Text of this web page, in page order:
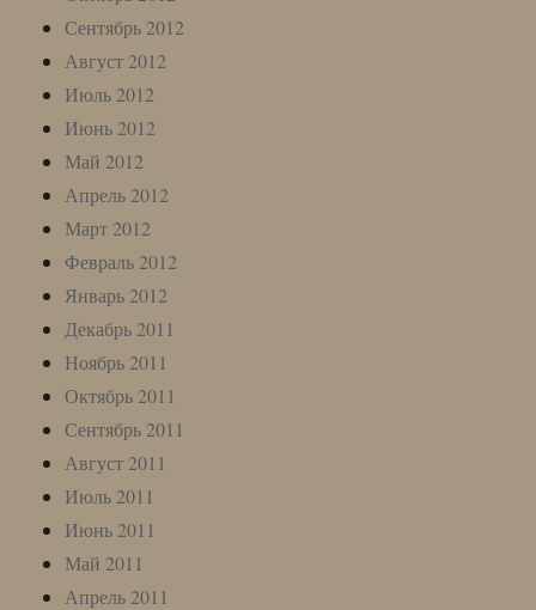
Сентябрь 2012
Август 2012
Июль 2012
Июнь 2012
Май 2012
Апрель 2012
Март 2012
Февраль 2012
Январь 2012
Декабрь 2011
Ноябрь 2011
Октябрь 2011
Сентябрь 2011
Август 2011
Июль 2011
Июнь 2011
Май 2011
Апрель 2011